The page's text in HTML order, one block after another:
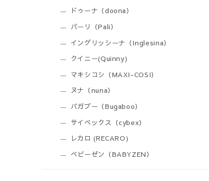
ドゥーナ（doona）
パーリ（Pali）
イングリッシーナ（Inglesina）
クイニー(Quinny)
マキシコシ（MAXI-COSI）
ヌナ（nuna）
バガブー（Bugaboo）
サイベックス（cybex）
レカロ (RECARO)
ベビーゼン（BABYZEN）